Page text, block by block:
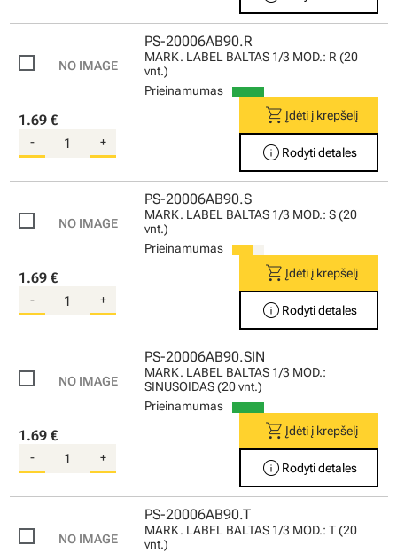
PS-20006AB90.R
MARK. LABEL BALTAS 1/3 MOD.: R (20
vnt.)
Prieinamumas
1.69 €
- +
shopping_cartĮdėti į krepšelį
info Rodyti detales
PS-20006AB90.S
MARK. LABEL BALTAS 1/3 MOD.: S (20
vnt.)
Prieinamumas
1.69 €
- +
shopping_cartĮdėti į krepšelį
info Rodyti detales
PS-20006AB90.SIN
MARK. LABEL BALTAS 1/3 MOD.:
SINUSOIDAS (20 vnt.)
Prieinamumas
1.69 €
- +
shopping_cartĮdėti į krepšelį
info Rodyti detales
PS-20006AB90.T
MARK. LABEL BALTAS 1/3 MOD.: T (20
vnt.)